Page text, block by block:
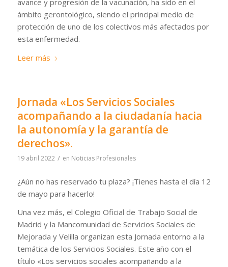
avance y progresión de la vacunación, ha sido en el
ámbito gerontológico, siendo el principal medio de
protección de uno de los colectivos más afectados por
esta enfermedad.
Leer más
Jornada «Los Servicios Sociales
acompañando a la ciudadanía hacia
la autonomía y la garantía de
derechos».
19 abril 2022 / en Noticias Profesionales
¿Aún no has reservado tu plaza? ¡Tienes hasta el día 12
de mayo para hacerlo!
Una vez más, el Colegio Oficial de Trabajo Social de
Madrid y la Mancomunidad de Servicios Sociales de
Mejorada y Velilla organizan esta Jornada entorno a la
temática de los Servicios Sociales. Este año con el
título «Los servicios sociales acompañando a la